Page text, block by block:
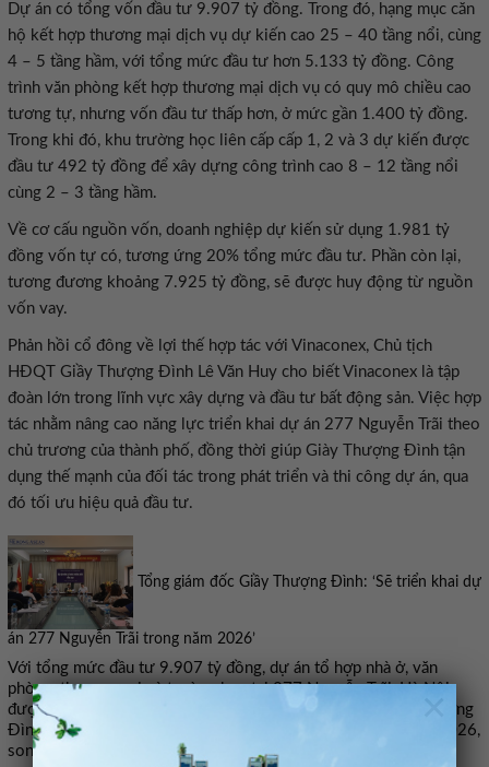
×
Dự án có tổng vốn đầu tư 9.907 tỷ đồng. Trong đó, hạng mục căn
hộ kết hợp thương mại dịch vụ dự kiến cao 25 – 40 tầng nổi, cùng
4 – 5 tầng hầm, với tổng mức đầu tư hơn 5.133 tỷ đồng. Công
trình văn phòng kết hợp thương mại dịch vụ có quy mô chiều cao
tương tự, nhưng vốn đầu tư thấp hơn, ở mức gần 1.400 tỷ đồng.
Trong khi đó, khu trường học liên cấp cấp 1, 2 và 3 dự kiến được
đầu tư 492 tỷ đồng để xây dựng công trình cao 8 – 12 tầng nổi
cùng 2 – 3 tầng hầm.
Về cơ cấu nguồn vốn, doanh nghiệp dự kiến sử dụng 1.981 tỷ
đồng vốn tự có, tương ứng 20% tổng mức đầu tư. Phần còn lại,
tương đương khoảng 7.925 tỷ đồng, sẽ được huy động từ nguồn
vốn vay.
Phản hồi cổ đông về lợi thế hợp tác với Vinaconex, Chủ tịch
HĐQT Giầy Thượng Đình Lê Văn Huy cho biết Vinaconex là tập
đoàn lớn trong lĩnh vực xây dựng và đầu tư bất động sản. Việc hợp
tác nhằm nâng cao năng lực triển khai dự án 277 Nguyễn Trãi theo
chủ trương của thành phố, đồng thời giúp Giày Thượng Đình tận
dụng thế mạnh của đối tác trong phát triển và thi công dự án, qua
đó tối ưu hiệu quả đầu tư.
Tổng giám đốc Giầy Thượng Đình: ‘Sẽ triển khai dự
án 277 Nguyễn Trãi trong năm 2026’
Với tổng mức đầu tư 9.907 tỷ đồng, dự án tổ hợp nhà ở, văn
phòng, thương mại và trường học tại 277 Nguyễn Trãi, Hà Nội,
được kỳ vọng trở thành trụ cột tăng trưởng mới của Giầy Thượng
Đình. Doanh nghiệp đặt mục tiêu khởi động ngay trong năm 2026,
song song với việc di dời nhà máy về Ninh Bình.